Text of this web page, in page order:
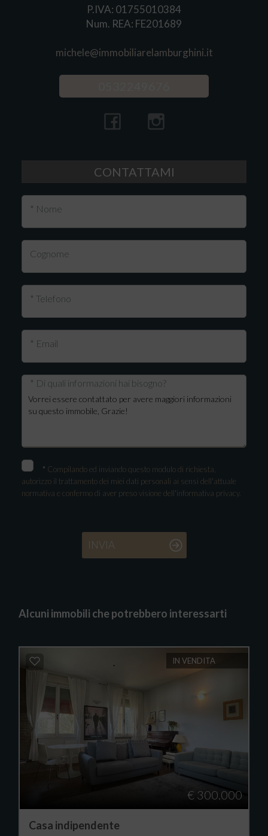
P.IVA: 01755010384
Num. REA: FE201689
michele@immobiliarelamburghini.it
CONTATTAMI
* Nome
Cognome
* Telefono
* Email
* Di quali informazioni hai bisogno?
* Compilando ed inviando questo modulo di richiesta,
autorizzo il trattamento dei miei dati personali ai sensi dell'attuale
normativa e confermo di aver preso visione dell'informativa privacy.
INVIA
Alcuni immobili che potrebbero interessarti
IN VENDITA
€ 300.000
Casa indipendente